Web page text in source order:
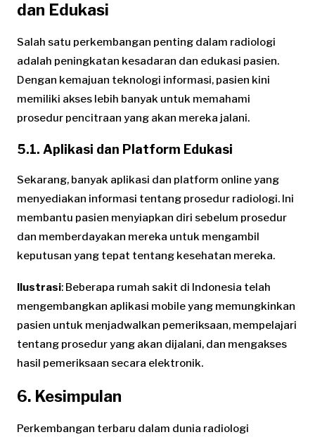
dan Edukasi
Salah satu perkembangan penting dalam radiologi
adalah peningkatan kesadaran dan edukasi pasien.
Dengan kemajuan teknologi informasi, pasien kini
memiliki akses lebih banyak untuk memahami
prosedur pencitraan yang akan mereka jalani.
5.1. Aplikasi dan Platform Edukasi
Sekarang, banyak aplikasi dan platform online yang
menyediakan informasi tentang prosedur radiologi. Ini
membantu pasien menyiapkan diri sebelum prosedur
dan memberdayakan mereka untuk mengambil
keputusan yang tepat tentang kesehatan mereka.
Ilustrasi: Beberapa rumah sakit di Indonesia telah
mengembangkan aplikasi mobile yang memungkinkan
pasien untuk menjadwalkan pemeriksaan, mempelajari
tentang prosedur yang akan dijalani, dan mengakses
hasil pemeriksaan secara elektronik.
6. Kesimpulan
Perkembangan terbaru dalam dunia radiologi